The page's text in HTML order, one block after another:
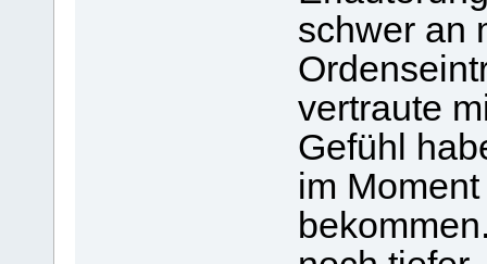
schwer an
vertraute
Gefühl
im